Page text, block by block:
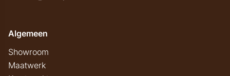
Algemeen
Showroom
Maatwerk